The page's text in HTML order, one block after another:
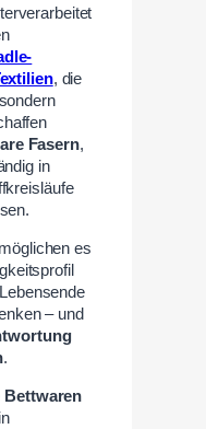
, die
Fasern,
in
es
– und
.
Bettwaren